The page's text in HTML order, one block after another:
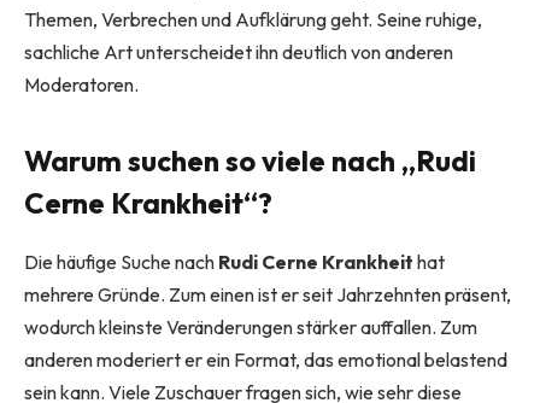
Themen, Verbrechen und Aufklärung geht. Seine ruhige,
sachliche Art unterscheidet ihn deutlich von anderen
Moderatoren.
Warum suchen so viele nach „Rudi
Cerne Krankheit“?
Die häufige Suche nach Rudi Cerne Krankheit hat
mehrere Gründe. Zum einen ist er seit Jahrzehnten präsent,
wodurch kleinste Veränderungen stärker auffallen. Zum
anderen moderiert er ein Format, das emotional belastend
sein kann. Viele Zuschauer fragen sich, wie sehr diese